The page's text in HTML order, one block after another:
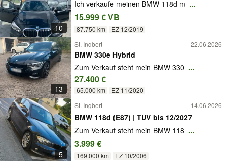
10
Ich verkaufe meinen BMW 118d m ...
15.999 € VB
87.750 km EZ 12/2019
13
St. Ingbert 22.06.2026
BMW 330e Hybrid
Zum Verkauf steht mein BMW 330 ...
27.400 €
65.000 km EZ 11/2020
5
St. Ingbert 14.06.2026
BMW 118d (E87) | TÜV bis 12/2027
Zum Verkauf steht mein BMW 118 ...
3.999 €
169.000 km EZ 10/2006